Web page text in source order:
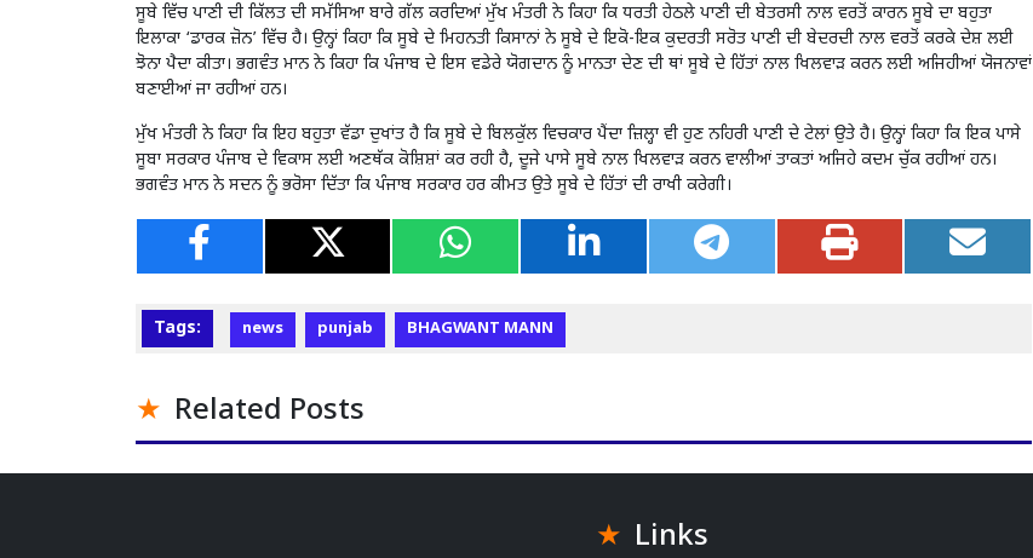
ਸੂਬੇ ਵਿੱਚ ਪਾਣੀ ਦੀ ਕਿੱਲਤ ਦੀ ਸਮੱਸਿਆ ਬਾਰੇ ਗੱਲ ਕਰਦਿਆਂ ਮੁੱਖ ਮੰਤਰੀ ਨੇ ਕਿਹਾ ਕਿ ਧਰਤੀ ਹੇਠਲੇ ਪਾਣੀ ਦੀ ਬੇਤਰਸੀ ਨਾਲ ਵਰਤੋਂ ਕਾਰਨ ਸੂਬੇ ਦਾ ਬਹੁਤਾ
ਇਲਾਕਾ ‘ਡਾਰਕ ਜ਼ੋਨ’ ਵਿੱਚ ਹੈ। ਉਨ੍ਹਾਂ ਕਿਹਾ ਕਿ ਸੂਬੇ ਦੇ ਮਿਹਨਤੀ ਕਿਸਾਨਾਂ ਨੇ ਸੂਬੇ ਦੇ ਇਕੋ-ਇਕ ਕੁਦਰਤੀ ਸਰੋਤ ਪਾਣੀ ਦੀ ਬੇਦਰਦੀ ਨਾਲ ਵਰਤੋਂ ਕਰਕੇ ਦੇਸ਼ ਲਈ
ਝੋਨਾ ਪੈਦਾ ਕੀਤਾ। ਭਗਵੰਤ ਮਾਨ ਨੇ ਕਿਹਾ ਕਿ ਪੰਜਾਬ ਦੇ ਇਸ ਵਡੇਰੇ ਯੋਗਦਾਨ ਨੂੰ ਮਾਨਤਾ ਦੇਣ ਦੀ ਥਾਂ ਸੂਬੇ ਦੇ ਹਿੱਤਾਂ ਨਾਲ ਖਿਲਵਾੜ ਕਰਨ ਲਈ ਅਜਿਹੀਆਂ ਯੋਜਨਾਵਾਂ
ਬਣਾਈਆਂ ਜਾ ਰਹੀਆਂ ਹਨ।
ਮੁੱਖ ਮੰਤਰੀ ਨੇ ਕਿਹਾ ਕਿ ਇਹ ਬਹੁਤਾ ਵੱਡਾ ਦੁਖਾਂਤ ਹੈ ਕਿ ਸੂਬੇ ਦੇ ਬਿਲਕੁੱਲ ਵਿਚਕਾਰ ਪੈਂਦਾ ਜ਼ਿਲ੍ਹਾ ਵੀ ਹੁਣ ਨਹਿਰੀ ਪਾਣੀ ਦੇ ਟੇਲਾਂ ਉਤੇ ਹੈ। ਉਨ੍ਹਾਂ ਕਿਹਾ ਕਿ ਇਕ ਪਾਸੇ
ਸੂਬਾ ਸਰਕਾਰ ਪੰਜਾਬ ਦੇ ਵਿਕਾਸ ਲਈ ਅਣਥੱਕ ਕੋਸ਼ਿਸ਼ਾਂ ਕਰ ਰਹੀ ਹੈ, ਦੂਜੇ ਪਾਸੇ ਸੂਬੇ ਨਾਲ ਖਿਲਵਾੜ ਕਰਨ ਵਾਲੀਆਂ ਤਾਕਤਾਂ ਅਜਿਹੇ ਕਦਮ ਚੁੱਕ ਰਹੀਆਂ ਹਨ।
ਭਗਵੰਤ ਮਾਨ ਨੇ ਸਦਨ ਨੂੰ ਭਰੋਸਾ ਦਿੱਤਾ ਕਿ ਪੰਜਾਬ ਸਰਕਾਰ ਹਰ ਕੀਮਤ ਉਤੇ ਸੂਬੇ ਦੇ ਹਿੱਤਾਂ ਦੀ ਰਾਖੀ ਕਰੇਗੀ।
Tags: news punjab BHAGWANT MANN
Related Posts
Links